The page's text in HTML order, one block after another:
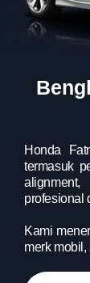
Honda
termasuk
profesional
Kami
merk